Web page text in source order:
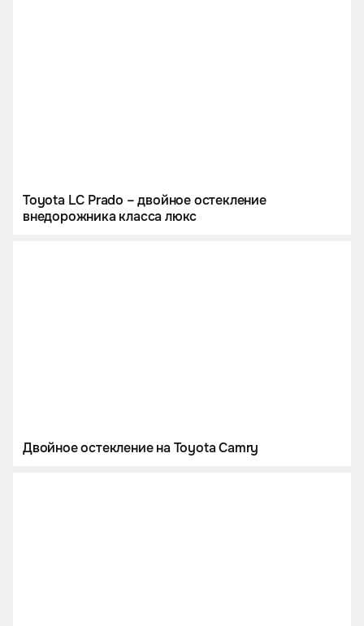
Toyota LC Prado – двойное остекление
внедорожника класса люкс
Двойное остекление на Toyota Camry